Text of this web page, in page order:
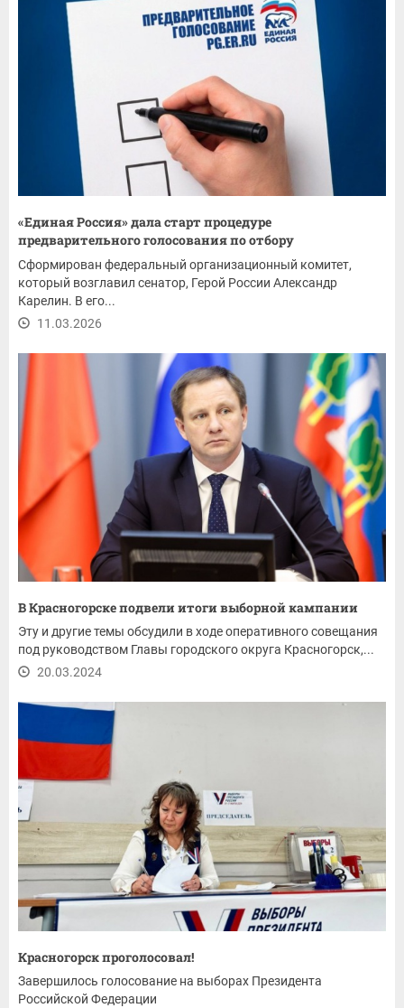
«Единая Россия» дала старт процедуре
предварительного голосования по отбору
кандидатов...
Сформирован федеральный организационный комитет,
который возглавил сенатор, Герой России Александр
Карелин. В его...
11.03.2026
В Красногорске подвели итоги выборной кампании
Эту и другие темы обсудили в ходе оперативного совещания
под руководством Главы городского округа Красногорск,...
20.03.2024
Красногорск проголосовал!
Завершилось голосование на выборах Президента
Российской Федерации